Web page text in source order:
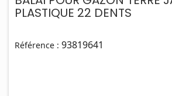
PLASTIQUE 22 DENTS
Référence : 93819641